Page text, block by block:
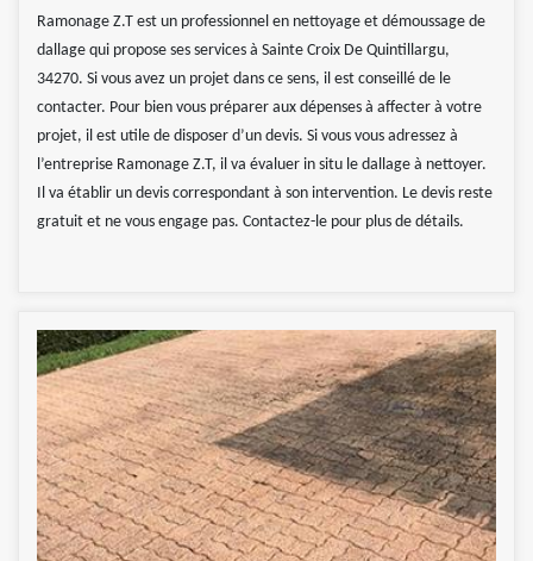
Ramonage Z.T est un professionnel en nettoyage et démoussage de
dallage qui propose ses services à Sainte Croix De Quintillargu,
34270. Si vous avez un projet dans ce sens, il est conseillé de le
contacter. Pour bien vous préparer aux dépenses à affecter à votre
projet, il est utile de disposer d’un devis. Si vous vous adressez à
l’entreprise Ramonage Z.T, il va évaluer in situ le dallage à nettoyer.
Il va établir un devis correspondant à son intervention. Le devis reste
gratuit et ne vous engage pas. Contactez-le pour plus de détails.